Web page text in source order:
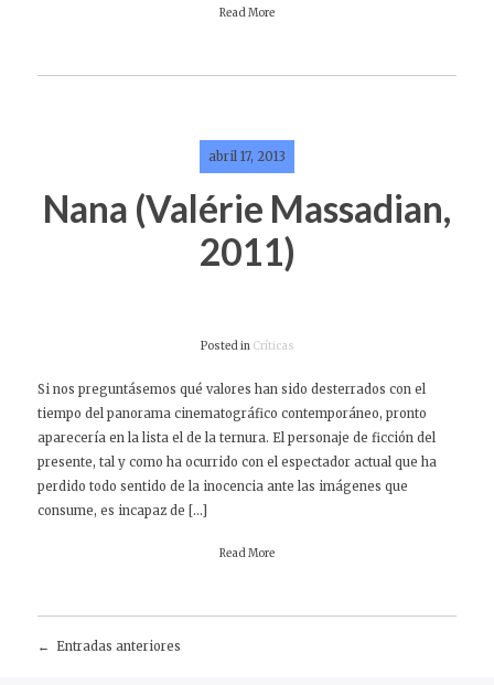
Read More
abril 17, 2013
Nana (Valérie Massadian,
2011)
Posted in Críticas
Si nos preguntásemos qué valores han sido desterrados con el
tiempo del panorama cinematográfico contemporáneo, pronto
aparecería en la lista el de la ternura. El personaje de ficción del
presente, tal y como ha ocurrido con el espectador actual que ha
perdido todo sentido de la inocencia ante las imágenes que
consume, es incapaz de […]
Read More
Entradas anteriores